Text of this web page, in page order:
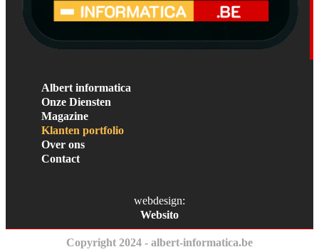
Albert informatica
Onze Diensten
Magazine
Klanten portfolio
Over ons
Contact
webdesign:
Websito
Copyright 2024 - albert-informatica.be